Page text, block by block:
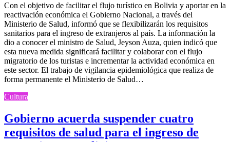
Con el objetivo de facilitar el flujo turístico en Bolivia y aportar en la
reactivación económica el Gobierno Nacional, a través del
Ministerio de Salud, informó que se flexibilizarán los requisitos
sanitarios para el ingreso de extranjeros al país. La información la
dio a conocer el ministro de Salud, Jeyson Auza, quien indicó que
esta nueva medida significará facilitar y colaborar con el flujo
migratorio de los turistas e incrementar la actividad económica en
este sector. El trabajo de vigilancia epidemiológica que realiza de
forma permanente el Ministerio de Salud…
Cultura
Gobierno acuerda suspender cuatro
requisitos de salud para el ingreso de